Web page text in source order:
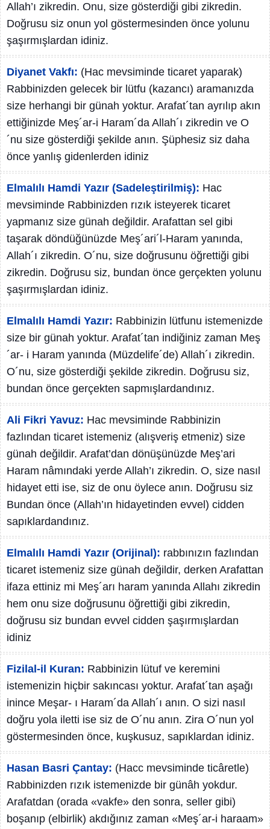
Allah’ı zikredin. Onu, size gösterdiği gibi zikredin.
Doğrusu siz onun yol göstermesinden önce yolunu
şaşırmışlardan idiniz.
Diyanet Vakfı: (Hac mevsiminde ticaret yaparak)
Rabbinizden gelecek bir lütfu (kazancı) aramanızda
size herhangi bir günah yoktur. Arafat´tan ayrılıp akın
ettiğinizde Meş´ar-i Haram´da Allah´ı zikredin ve O
´nu size gösterdiği şekilde anın. Şüphesiz siz daha
önce yanlış gidenlerden idiniz
Elmalılı Hamdi Yazır (Sadeleştirilmiş): Hac
mevsiminde Rabbinizden rızık isteyerek ticaret
yapmanız size günah değildir. Arafattan sel gibi
taşarak döndüğünüzde Meş´ari´l-Haram yanında,
Allah´ı zikredin. O´nu, size doğrusunu öğrettiği gibi
zikredin. Doğrusu siz, bundan önce gerçekten yolunu
şaşırmışlardan idiniz.
Elmalılı Hamdi Yazır: Rabbinizin lütfunu istemenizde
size bir günah yoktur. Arafat´tan indiğiniz zaman Meş
´ar- i Haram yanında (Müzdelife´de) Allah´ı zikredin.
O´nu, size gösterdiği şekilde zikredin. Doğrusu siz,
bundan önce gerçekten sapmışlardandınız.
Ali Fikri Yavuz: Hac mevsiminde Rabbinizin
fazlından ticaret istemeniz (alışveriş etmeniz) size
günah değildir. Arafat’dan dönüşünüzde Meş’ari
Haram nâmındaki yerde Allah’ı zikredin. O, size nasıl
hidayet etti ise, siz de onu öylece anın. Doğrusu siz
Bundan önce (Allah’ın hidayetinden evvel) cidden
sapıklardandınız.
Elmalılı Hamdi Yazır (Orijinal): rabbınızın fazlından
ticaret istemeniz size günah değildir, derken Arafattan
ifaza ettiniz mi Meş´arı haram yanında Allahı zikredin
hem onu size doğrusunu öğrettiği gibi zikredin,
doğrusu siz bundan evvel cidden şaşırmışlardan
idiniz
Fizilal-il Kuran: Rabbinizin lütuf ve keremini
istemenizin hiçbir sakıncası yoktur. Arafat´tan aşağı
inince Meşar- ı Haram´da Allah´ı anın. O sizi nasıl
doğru yola iletti ise siz de O´nu anın. Zira O´nun yol
göstermesinden önce, kuşkusuz, sapıklardan idiniz.
Hasan Basri Çantay: (Hacc mevsiminde ticâretle)
Rabbinizden rızık istemenizde bir günâh yokdur.
Arafatdan (orada «vakfe» den sonra, seller gibi)
boşanıp (elbirlik) akdığınız zaman «Meş´ar-i haraam»